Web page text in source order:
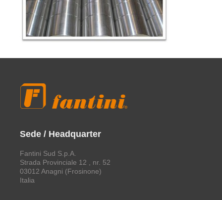
Sede / Headquarter
Fantini Sud S.p.A.
Strada Provinciale 12 , nr. 52
03012 Anagni (Frosinone)
Italia